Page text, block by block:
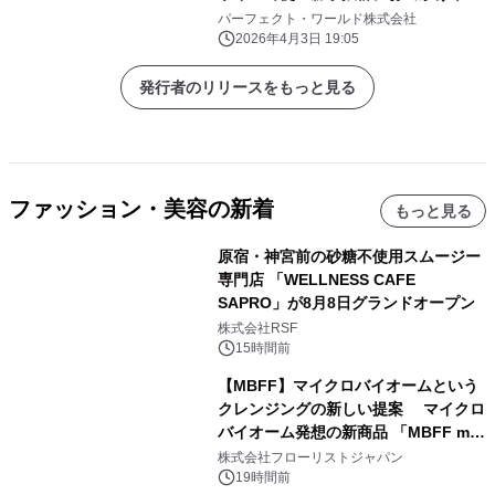
行にぜひ！
パーフェクト・ワールド株式会社
2026年4月3日 19:05
発行者のリリースをもっと見る
ファッション・美容の新着 もっと見る
原宿・神宮前の砂糖不使用スムージー
専門店 「WELLNESS CAFE
SAPRO」が8月8日グランドオープン
株式会社RSF
15時間前
【MBFF】マイクロバイオームという
クレンジングの新しい提案 マイクロ
バイオーム発想の新商品 「MBFF mb
クレンジングPRO」を2026年8月6日
発売
株式会社フローリストジャパン
19時間前